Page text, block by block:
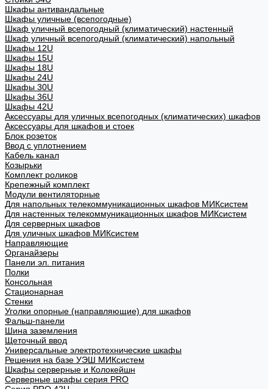
Шкафы антивандальные
Шкафы уличные (всепогодные)
Шкаф уличный всепогодный (климатический) настенный
Шкаф уличный всепогодный (климатический) напольный
Шкафы 12U
Шкафы 15U
Шкафы 18U
Шкафы 24U
Шкафы 30U
Шкафы 36U
Шкафы 42U
Аксессуары для уличных всепогодных (климатических) шкафов
Аксессуары для шкафов и стоек
Блок розеток
Ввод с уплотнением
Кабель канал
Козырьки
Комплект роликов
Крепежный комплект
Модули вентиляторные
Для напольных телекоммуникационных шкафов МИКсистем
Для настенных телекоммуникационных шкафов МИКсистем
Для серверных шкафов
Для уличных шкафов МИКсистем
Направляющие
Органайзеры
Панели эл. питания
Полки
Консольная
Стационарная
Стенки
Уголки опорные (направляющие) для шкафов
Фальш-панели
Шина заземления
Щеточный ввод
Универсальные электротехнические шкафы
Решения на базе УЭШ МИКсистем
Шкафы серверные и Колокейшн
Серверные шкафы серия PRO